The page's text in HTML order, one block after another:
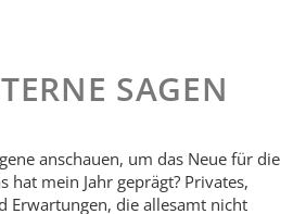
SAGEN
anschauen, um das Neue für die
hat mein Jahr geprägt? Privates,
Erwartungen, die allesamt nicht